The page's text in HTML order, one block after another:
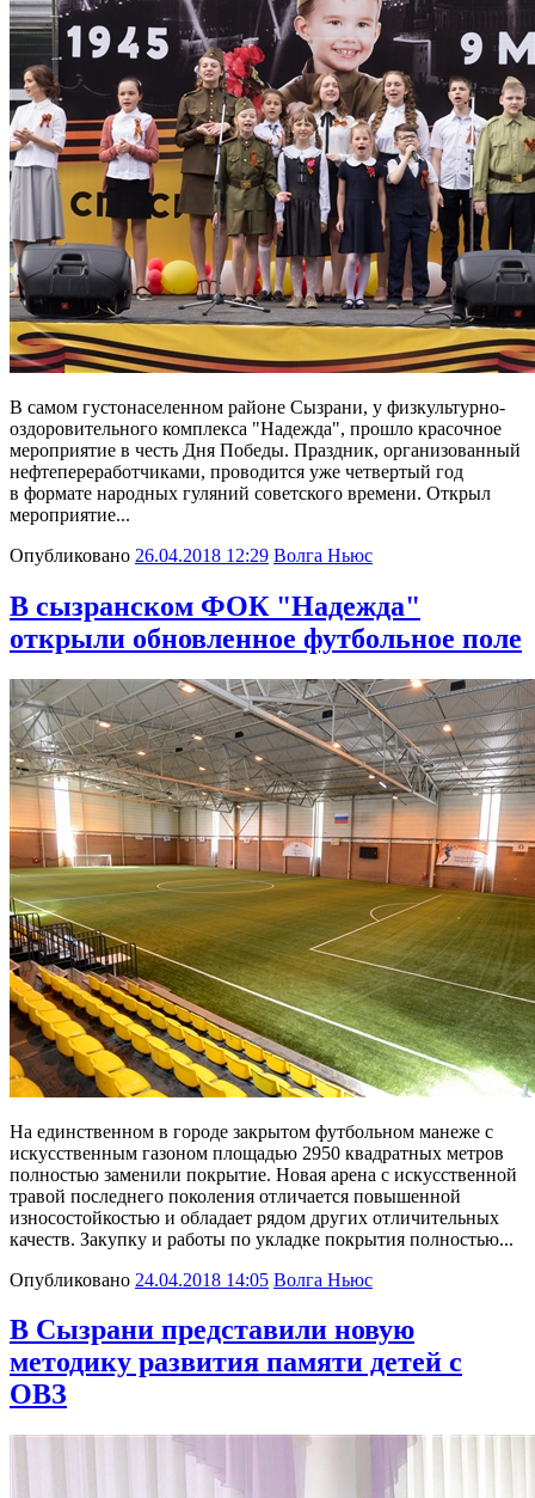
В самом густонаселенном районе Сызрани, у физкультурно-
оздоровительного комплекса "Надежда", прошло красочное
мероприятие в честь Дня Победы. Праздник, организованный
нефтепереработчиками, проводится уже четвертый год
в формате народных гуляний советского времени. Открыл
мероприятие...
Опубликовано 26.04.2018 12:29 Волга Ньюс
В сызранском ФОК "Надежда"
открыли обновленное футбольное поле
На единственном в городе закрытом футбольном манеже с
искусственным газоном площадью 2950 квадратных метров
полностью заменили покрытие. Новая арена с искусственной
травой последнего поколения отличается повышенной
износостойкостью и обладает рядом других отличительных
качеств. Закупку и работы по укладке покрытия полностью...
Опубликовано 24.04.2018 14:05 Волга Ньюс
В Сызрани представили новую
методику развития памяти детей с
ОВЗ